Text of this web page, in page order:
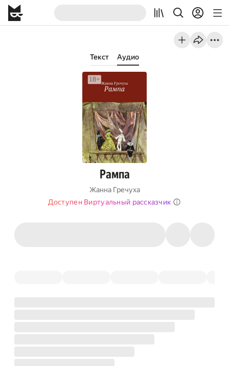
Текст Аудио
Рампа
Жанна Гречуха
Доступен Виртуальный рассказчик